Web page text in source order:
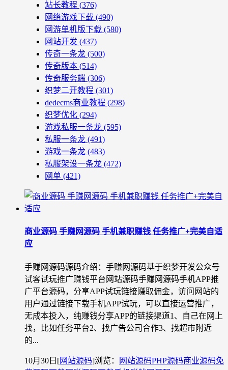
站长教程 (376)
网络游戏下载 (490)
网游单机版下载 (580)
网站开发 (437)
传奇一条龙 (500)
传奇版本 (514)
传奇服务端 (306)
织梦二开教程 (301)
dedecms商业教程 (298)
织梦优化 (294)
游戏私服一条龙 (595)
私服一条龙 (491)
游戏一条龙 (483)
私服架设一条龙 (472)
网单 (421)
商业源码 手赚网源码 手机兼职赚钱 任务推广+完美自适
应
手赚网源码源码介绍：手赚网源码基于织梦开发公众号
试客试玩推广赚钱平台网站源码手赚网源码手机APP推
广平台源码，分享APP试玩链接赚取佣金，访问网站的
用户通过链接下载手机APP试玩，可以直接运营推广，
无成本投入，纯赚钱分享APP的链接渠道1、自己在网上
找，比如任务平台2、找广告公司合作3、找超市附近
的...
10月30日 [网站源码]浏览： 网站源码PHP源码商业源码免